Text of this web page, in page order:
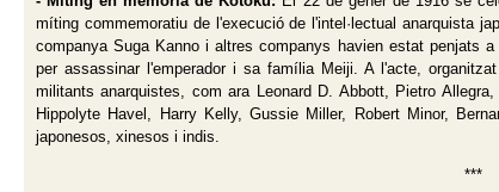
míting commemoratiu de l'execució de l'intel·lectual anarquista
companya Suga Kanno i altres companys havien estat penjats
per assassinar l'emperador i sa família Meiji. A l'acte,
militants anarquistes, com ara Leonard D. Abbott, Pietro
Hippolyte Havel, Harry Kelly, Gussie Miller, Robert Minor,
japonesos, xinesos i indis.
***